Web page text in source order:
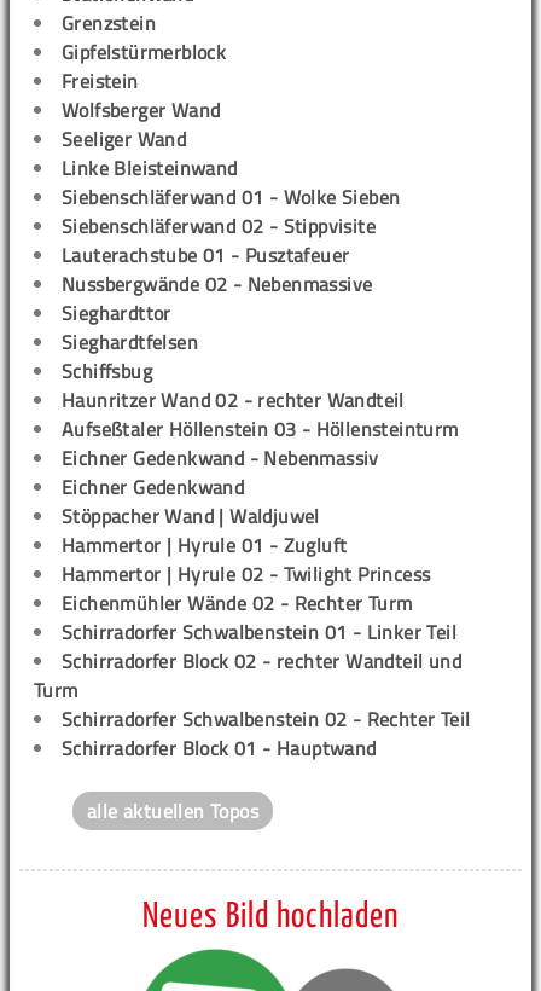
Grenzstein
Gipfelstürmerblock
Freistein
Wolfsberger Wand
Seeliger Wand
Linke Bleisteinwand
Siebenschläferwand 01 - Wolke Sieben
Siebenschläferwand 02 - Stippvisite
Lauterachstube 01 - Pusztafeuer
Nussbergwände 02 - Nebenmassive
Sieghardttor
Sieghardtfelsen
Schiffsbug
Haunritzer Wand 02 - rechter Wandteil
Aufseßtaler Höllenstein 03 - Höllensteinturm
Eichner Gedenkwand - Nebenmassiv
Eichner Gedenkwand
Stöppacher Wand | Waldjuwel
Hammertor | Hyrule 01 - Zugluft
Hammertor | Hyrule 02 - Twilight Princess
Eichenmühler Wände 02 - Rechter Turm
Schirradorfer Schwalbenstein 01 - Linker Teil
Schirradorfer Block 02 - rechter Wandteil und
Turm
Schirradorfer Schwalbenstein 02 - Rechter Teil
Schirradorfer Block 01 - Hauptwand
alle aktuellen Topos
Neues Bild hochladen